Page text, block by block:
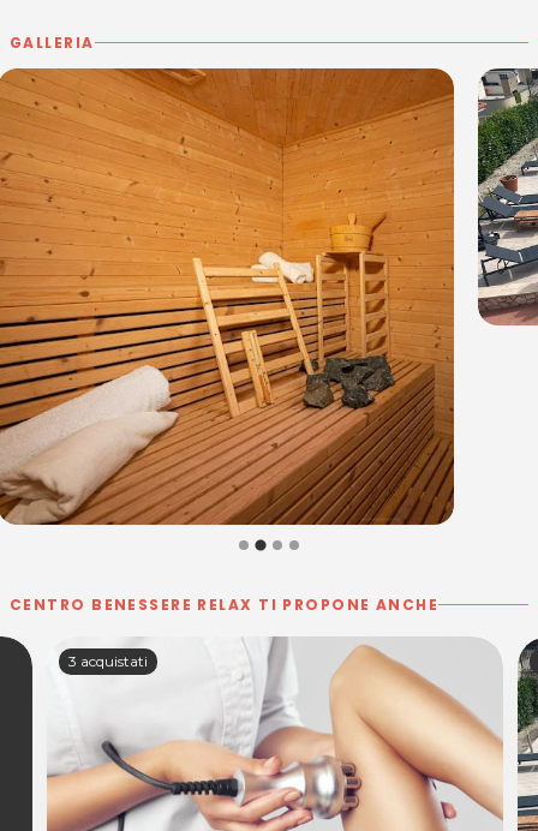
GALLERIA
CENTRO BENESSERE RELAX TI PROPONE ANCHE
3 acquistati